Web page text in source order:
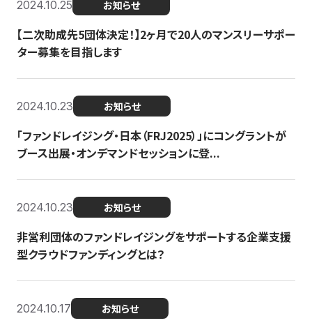
2024.10.25 お知らせ
【二次助成先5団体決定！】2ヶ月で20人のマンスリーサポー
ター募集を目指します
2024.10.23 お知らせ
「ファンドレイジング・日本（FRJ2025）」にコングラントが
ブース出展・オンデマンドセッションに登...
2024.10.23 お知らせ
非営利団体のファンドレイジングをサポートする企業支援
型クラウドファンディングとは？
2024.10.17 お知らせ